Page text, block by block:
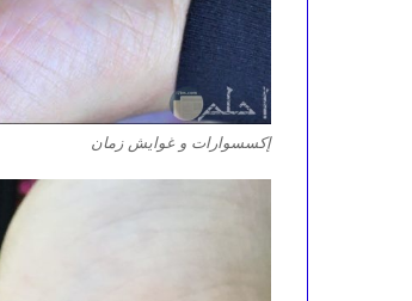
إكسسوارات و غوايش زمان